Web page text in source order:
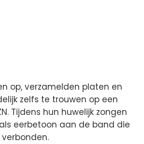
op, verzamelden platen en
zelfs te trouwen op een
Tijdens hun huwelijk zongen
eerbetoon aan de band die